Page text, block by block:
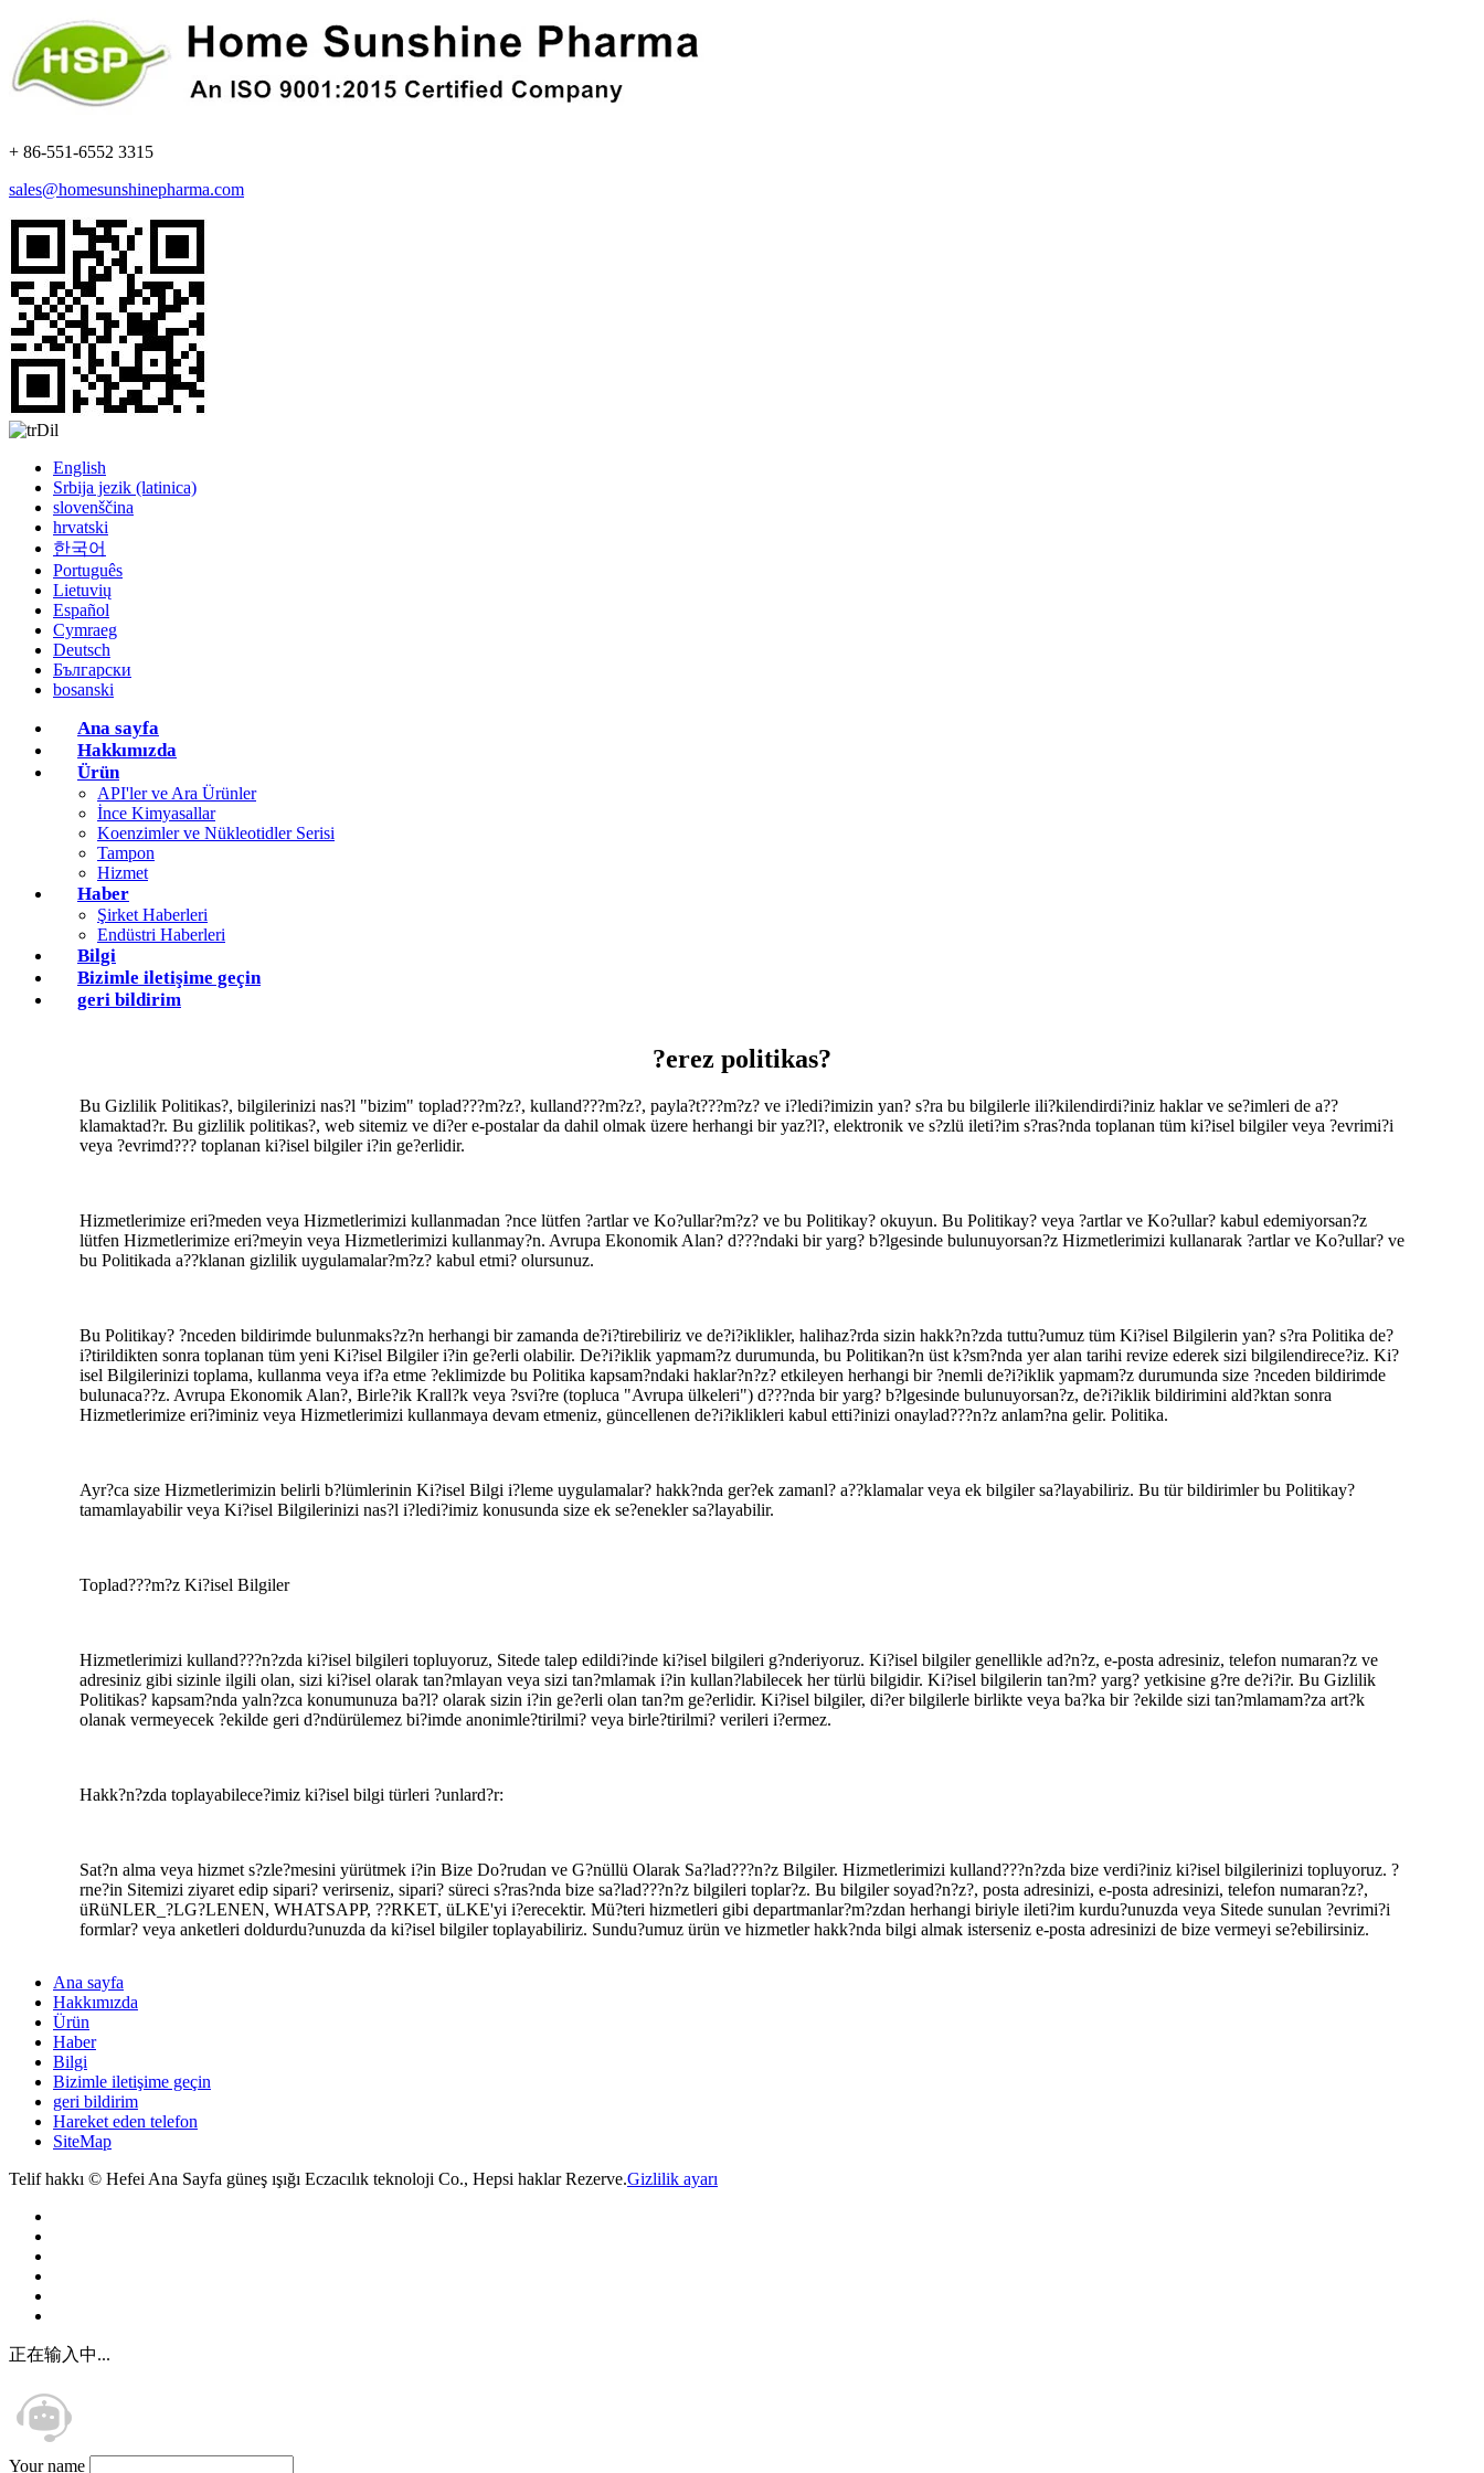
+ 86-551-6552 3315
sales@homesunshinepharma.com
Dil
English
Srbija jezik (latinica)
slovenščina
hrvatski
한국어
Português
Lietuvių
Español
Cymraeg
Deutsch
Български
bosanski
Ana sayfa
Hakkımızda
Ürün
API'ler ve Ara Ürünler
İnce Kimyasallar
Koenzimler ve Nükleotidler Serisi
Tampon
Hizmet
Haber
Şirket Haberleri
Endüstri Haberleri
Bilgi
Bizimle iletişime geçin
geri bildirim
?erez politikas?
Bu Gizlilik Politikas?, bilgilerinizi nas?l "bizim" toplad???m?z?, kulland???m?z?, payla?t???m?z? ve i?ledi?imizin yan? s?ra bu bilgilerle ili?kilendirdi?iniz haklar ve se?imleri de a??
klamaktad?r. Bu gizlilik politikas?, web sitemiz ve di?er e-postalar da dahil olmak üzere herhangi bir yaz?l?, elektronik ve s?zlü ileti?im s?ras?nda toplanan tüm ki?isel bilgiler veya ?evrimi?i
veya ?evrimd??? toplanan ki?isel bilgiler i?in ge?erlidir.
Hizmetlerimize eri?meden veya Hizmetlerimizi kullanmadan ?nce lütfen ?artlar ve Ko?ullar?m?z? ve bu Politikay? okuyun. Bu Politikay? veya ?artlar ve Ko?ullar? kabul edemiyorsan?z
lütfen Hizmetlerimize eri?meyin veya Hizmetlerimizi kullanmay?n. Avrupa Ekonomik Alan? d???ndaki bir yarg? b?lgesinde bulunuyorsan?z Hizmetlerimizi kullanarak ?artlar ve Ko?ullar? ve
bu Politikada a??klanan gizlilik uygulamalar?m?z? kabul etmi? olursunuz.
Bu Politikay? ?nceden bildirimde bulunmaks?z?n herhangi bir zamanda de?i?tirebiliriz ve de?i?iklikler, halihaz?rda sizin hakk?n?zda tuttu?umuz tüm Ki?isel Bilgilerin yan? s?ra Politika de?
i?tirildikten sonra toplanan tüm yeni Ki?isel Bilgiler i?in ge?erli olabilir. De?i?iklik yapmam?z durumunda, bu Politikan?n üst k?sm?nda yer alan tarihi revize ederek sizi bilgilendirece?iz. Ki?
isel Bilgilerinizi toplama, kullanma veya if?a etme ?eklimizde bu Politika kapsam?ndaki haklar?n?z? etkileyen herhangi bir ?nemli de?i?iklik yapmam?z durumunda size ?nceden bildirimde
bulunaca??z. Avrupa Ekonomik Alan?, Birle?ik Krall?k veya ?svi?re (topluca "Avrupa ülkeleri") d???nda bir yarg? b?lgesinde bulunuyorsan?z, de?i?iklik bildirimini ald?ktan sonra
Hizmetlerimize eri?iminiz veya Hizmetlerimizi kullanmaya devam etmeniz, güncellenen de?i?iklikleri kabul etti?inizi onaylad???n?z anlam?na gelir. Politika.
Ayr?ca size Hizmetlerimizin belirli b?lümlerinin Ki?isel Bilgi i?leme uygulamalar? hakk?nda ger?ek zamanl? a??klamalar veya ek bilgiler sa?layabiliriz. Bu tür bildirimler bu Politikay?
tamamlayabilir veya Ki?isel Bilgilerinizi nas?l i?ledi?imiz konusunda size ek se?enekler sa?layabilir.
Toplad???m?z Ki?isel Bilgiler
Hizmetlerimizi kulland???n?zda ki?isel bilgileri topluyoruz, Sitede talep edildi?inde ki?isel bilgileri g?nderiyoruz. Ki?isel bilgiler genellikle ad?n?z, e-posta adresiniz, telefon numaran?z ve
adresiniz gibi sizinle ilgili olan, sizi ki?isel olarak tan?mlayan veya sizi tan?mlamak i?in kullan?labilecek her türlü bilgidir. Ki?isel bilgilerin tan?m? yarg? yetkisine g?re de?i?ir. Bu Gizlilik
Politikas? kapsam?nda yaln?zca konumunuza ba?l? olarak sizin i?in ge?erli olan tan?m ge?erlidir. Ki?isel bilgiler, di?er bilgilerle birlikte veya ba?ka bir ?ekilde sizi tan?mlamam?za art?k
olanak vermeyecek ?ekilde geri d?ndürülemez bi?imde anonimle?tirilmi? veya birle?tirilmi? verileri i?ermez.
Hakk?n?zda toplayabilece?imiz ki?isel bilgi türleri ?unlard?r:
Sat?n alma veya hizmet s?zle?mesini yürütmek i?in Bize Do?rudan ve G?nüllü Olarak Sa?lad???n?z Bilgiler. Hizmetlerimizi kulland???n?zda bize verdi?iniz ki?isel bilgilerinizi topluyoruz. ?
rne?in Sitemizi ziyaret edip sipari? verirseniz, sipari? süreci s?ras?nda bize sa?lad???n?z bilgileri toplar?z. Bu bilgiler soyad?n?z?, posta adresinizi, e-posta adresinizi, telefon numaran?z?,
üRüNLER_?LG?LENEN, WHATSAPP, ??RKET, üLKE'yi i?erecektir. Mü?teri hizmetleri gibi departmanlar?m?zdan herhangi biriyle ileti?im kurdu?unuzda veya Sitede sunulan ?evrimi?i
formlar? veya anketleri doldurdu?unuzda da ki?isel bilgiler toplayabiliriz. Sundu?umuz ürün ve hizmetler hakk?nda bilgi almak isterseniz e-posta adresinizi de bize vermeyi se?ebilirsiniz.
Ana sayfa
Hakkımızda
Ürün
Haber
Bilgi
Bizimle iletişime geçin
geri bildirim
Hareket eden telefon
SiteMap
Telif hakkı © Hefei Ana Sayfa güneş ışığı Eczacılık teknoloji Co., Hepsi haklar Rezerve.Gizlilik ayarı
正在输入中...
Your name